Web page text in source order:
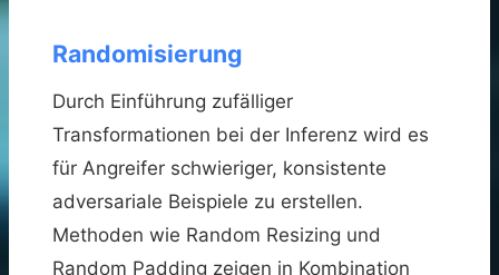
Randomisierung
Durch Einführung zufälliger
Transformationen bei der Inferenz wird es
für Angreifer schwieriger, konsistente
adversariale Beispiele zu erstellen.
Methoden wie Random Resizing und
Random Padding zeigen in Kombination